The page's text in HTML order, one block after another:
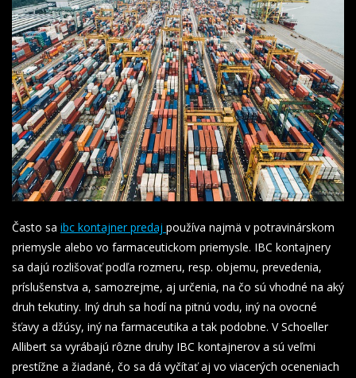
Často sa ibc kontajner predaj používa najmä v potravinárskom
priemysle alebo vo farmaceutickom priemysle. IBC kontajnery
sa dajú rozlišovať podľa rozmeru, resp. objemu, prevedenia,
príslušenstva a, samozrejme, aj určenia, na čo sú vhodné na aký
druh tekutiny. Iný druh sa hodí na pitnú vodu, iný na ovocné
šťavy a džúsy, iný na farmaceutika a tak podobne. V Schoeller
Allibert sa vyrábajú rôzne druhy IBC kontajnerov a sú veľmi
prestížne a žiadané, čo sa dá vyčítať aj vo viacerých oceneniach